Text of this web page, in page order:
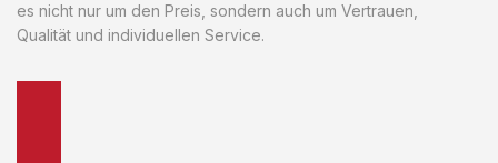
es nicht nur um den Preis, sondern auch um Vertrauen,
Qualität und individuellen Service.